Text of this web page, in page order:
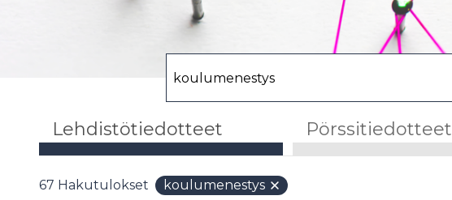
Lehdistötiedotteet Pörssitiedotteet
67 Hakutulokset koulumenestys